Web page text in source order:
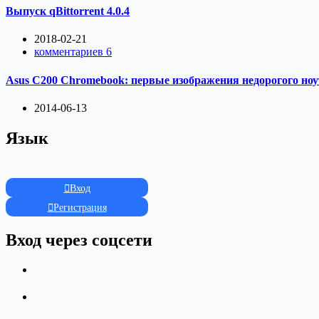
Выпуск qBittorrent 4.0.4
2018-02-21
комментариев 6
Asus C200 Chromebook: первые изображения недорогого
2014-06-13
Язык
Вход
Регистрация
Вход через соцсети